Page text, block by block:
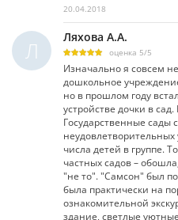
20.04.2018
Л
Ляхова А.А.
оценка 5/5
Изначально я совсем
дошкольное
но в прошлом году
устройстве дочки в
Государственные сады
числа детей в группе.
частных садов –
"не то". "Самсон" был
была практически на
ознакомительной
здание, светлые